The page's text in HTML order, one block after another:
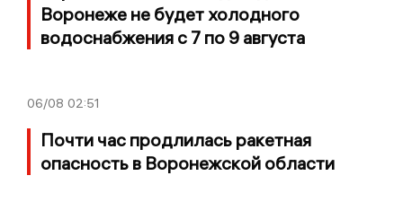
Воронеже не будет холодного
водоснабжения с 7 по 9 августа
06/08 02:51
Почти час продлилась ракетная
опасность в Воронежской области